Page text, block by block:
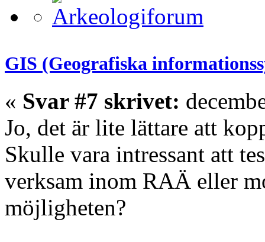
GIS (Geografiska
« Svar #7 skrivet:
Jo, det är lite lättare att
Skulle vara intressant att
verksam inom RAÄ eller
möjligheten?